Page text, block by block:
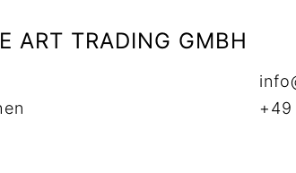
ART TRADING GMBH